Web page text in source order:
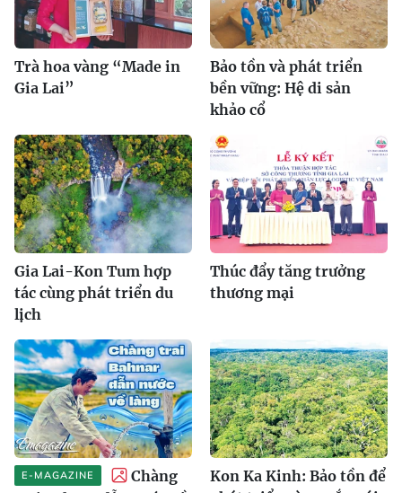
Trà hoa vàng “Made in
Gia Lai”
Bảo tồn và phát triển
bền vững: Hệ di sản
khảo cổ
Gia Lai-Kon Tum hợp
tác cùng phát triển du
lịch
Thúc đẩy tăng trưởng
thương mại
E-MAGAZINE
Chàng
Kon Ka Kinh: Bảo tồn để